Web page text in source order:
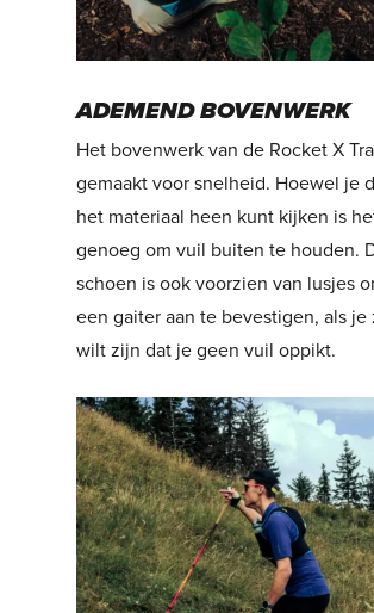
ADEMEND BOVENWERK
Het bovenwerk van de Rocket X
gemaakt voor snelheid. Hoewel je
het materiaal heen kunt kijken is
genoeg om vuil buiten te houden.
schoen is ook voorzien van lusjes
een gaiter aan te bevestigen, als je
wilt zijn dat je geen vuil oppikt.